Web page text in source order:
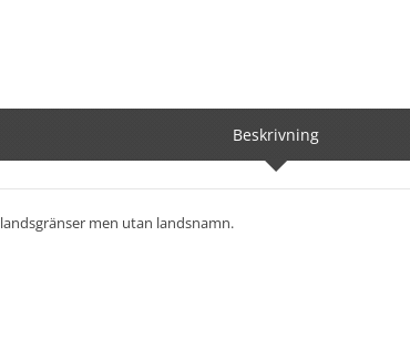
Beskrivning
men utan landsnamn.